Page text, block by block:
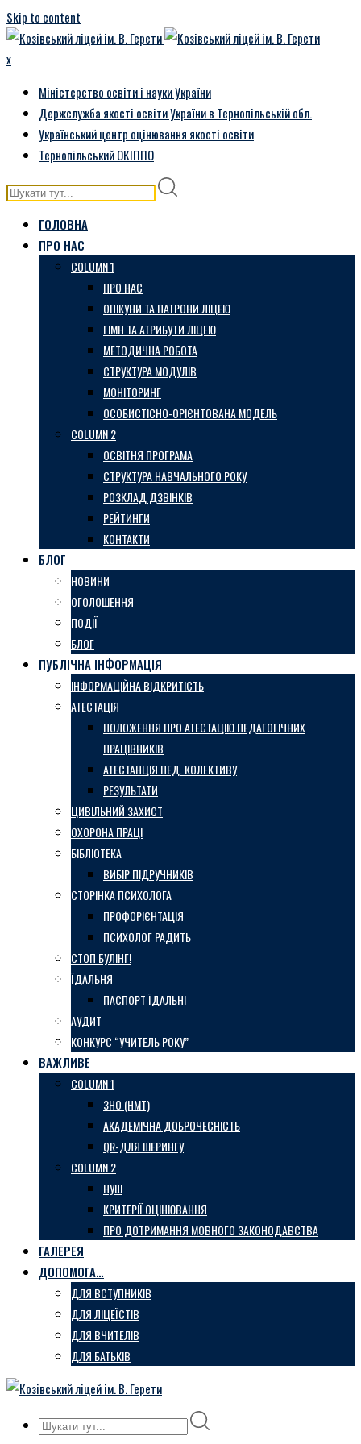
Skip to content
x
Міністерство освіти і науки України
Держслужба якості освіти України в Тернопільській обл.
Український центр оцінювання якості освіти
Тернопільський ОКІППО
ГОЛОВНА
ПРО НАС
COLUMN 1
ПРО НАС
ОПІКУНИ ТА ПАТРОНИ ЛІЦЕЮ
ГІМН ТА АТРИБУТИ ЛІЦЕЮ
МЕТОДИЧНА РОБОТА
СТРУКТУРА МОДУЛІВ
МОНІТОРИНГ
ОСОБИСТІСНО-ОРІЄНТОВАНА МОДЕЛЬ
COLUMN 2
ОСВІТНЯ ПРОГРАМА
СТРУКТУРА НАВЧАЛЬНОГО РОКУ
РОЗКЛАД ДЗВІНКІВ
РЕЙТИНГИ
КОНТАКТИ
БЛОГ
НОВИНИ
ОГОЛОШЕННЯ
ПОДІЇ
БЛОГ
ПУБЛІЧНА ІНФОРМАЦІЯ
ІНФОРМАЦІЙНА ВІДКРИТІСТЬ
АТЕСТАЦІЯ
ПОЛОЖЕННЯ ПРО АТЕСТАЦІЮ ПЕДАГОГІЧНИХ
ПРАЦІВНИКІВ
АТЕСТАНЦІЯ ПЕД. КОЛЕКТИВУ
РЕЗУЛЬТАТИ
ЦИВІЛЬНИЙ ЗАХИСТ
ОХОРОНА ПРАЦІ
БІБЛІОТЕКА
ВИБІР ПІДРУЧНИКІВ
СТОРІНКА ПСИХОЛОГА
ПРОФОРІЄНТАЦІЯ
ПСИХОЛОГ РАДИТЬ
СТОП БУЛІНГ!
ЇДАЛЬНЯ
ПАСПОРТ ЇДАЛЬНІ
АУДИТ
КОНКУРС “УЧИТЕЛЬ РОКУ”
ВАЖЛИВЕ
COLUMN 1
ЗНО (НМТ)
АКАДЕМІЧНА ДОБРОЧЕСНІСТЬ
QR-ДЛЯ ШЕРИНГУ
COLUMN 2
НУШ
КРИТЕРІЇ ОЦІНЮВАННЯ
ПРО ДОТРИМАННЯ МОВНОГО ЗАКОНОДАВСТВА
ГАЛЕРЕЯ
ДОПОМОГА…
ДЛЯ ВСТУПНИКІВ
ДЛЯ ЛІЦЕЇСТІВ
ДЛЯ ВЧИТЕЛІВ
ДЛЯ БАТЬКІВ